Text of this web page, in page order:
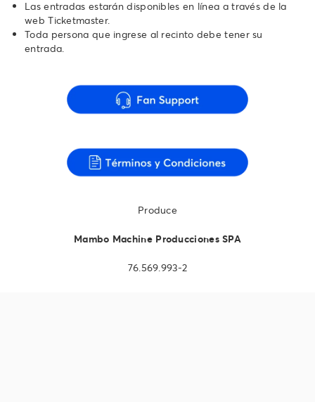
Las entradas estarán disponibles en línea a través de la
web Ticketmaster.
Toda persona que ingrese al recinto debe tener su
entrada.
Produce
Mambo Machine Producciones SPA
76.569.993-2